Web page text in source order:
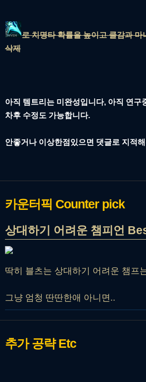
로 치명타 확률을 높이고 쿨감과 마
삭제
아직 템트리는 미완성입니다, 아직 연구
차후 수정도 가능합니다.
안좋거나 이상한점있으면 댓글로 지적
카운터픽 Counter pick
상대하기 어려운 챔피언
딱히 블츠는 상대하기 어려운 챔프
그냥 엄청 딴딴한애 아니면..
추가 공략Etc